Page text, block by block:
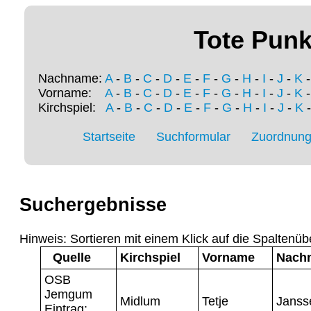
Tote
Nachname: A- B - C - D - E - F - G - H - I - J - K
Vorname: A- B - C - D - E - F - G - H - I - J - K
Kirchspiel: A- B - C - D- E- F- G - H - I - J - K
Startseite Suchformular
Suchergebnisse
Hinweis: Sortieren mit einem Klick auf die
Quelle
Kirchspiel Vorname
OSB
Jemgum
Midlum Tetje